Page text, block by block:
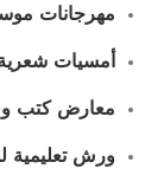
مهرجانات
أمسيات
معارض كتب
ورش تعليمية